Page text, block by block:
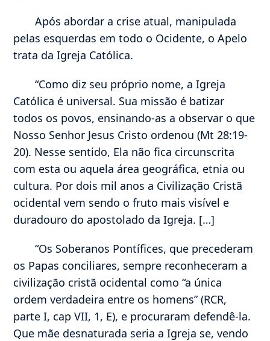
Após abordar a crise atual, manipulada
pelas esquerdas em todo o Ocidente, o Apelo
trata da Igreja Católica.
“Como diz seu próprio nome, a Igreja
Católica é universal. Sua missão é batizar
todos os povos, ensinando-as a observar o que
Nosso Senhor Jesus Cristo ordenou (Mt 28:19-
20). Nesse sentido, Ela não fica circunscrita
com esta ou aquela área geográfica, etnia ou
cultura. Por dois mil anos a Civilização Cristã
ocidental vem sendo o fruto mais visível e
duradouro do apostolado da Igreja. […]
“Os Soberanos Pontífices, que precederam
os Papas conciliares, sempre reconheceram a
civilização cristã ocidental como “a única
ordem verdadeira entre os homens” (RCR,
parte I, cap VII, 1, E), e procuraram defendê-la.
Que mãe desnaturada seria a Igreja se, vendo